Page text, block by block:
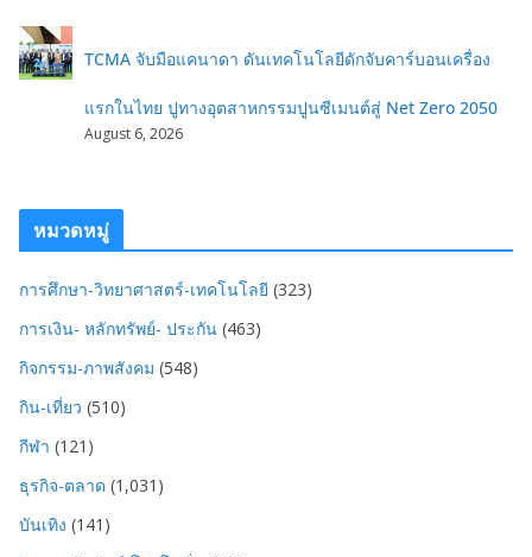
TCMA จับมือแคนาดา ดันเทคโนโลยีดักจับคาร์บอนเครื่อง
แรกในไทย ปูทางอุตสาหกรรมปูนซีเมนต์สู่ Net Zero 2050
August 6, 2026
หมวดหมู่
การศึกษา-วิทยาศาสตร์-เทคโนโลยี (323)
การเงิน- หลักทรัพย์- ประกัน (463)
กิจกรรม-ภาพสังคม (548)
กิน-เที่ยว (510)
กีฬา (121)
ธุรกิจ-ตลาด (1,031)
บันเทิง (141)